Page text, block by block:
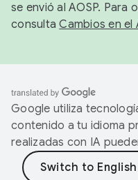
se envió al AOSP. Para
consultaCambios en el
Google utiliza
contenido a tu idioma
realizadas con IA